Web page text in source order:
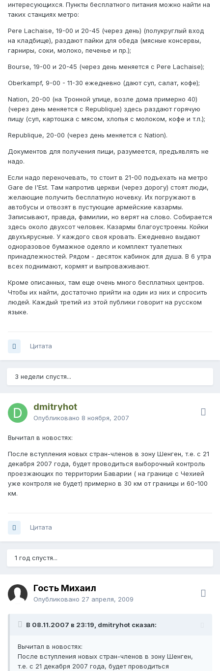
интересующихся. Пункты бесплатного питания можно найти на
таких станциях метро:
Pere Lachaise, 19-00 и 20-45 (через день) (полукруглый вход
на кладбище), раздают пайки для обеда (мясные консервы,
гарниры, соки, молоко, печенье и пр.);
Bourse, 19-00 и 20-45 (через день меняется с Pere Lachaise);
Oberkampf, 9-00 - 11-30 ежедневно (дают суп, салат, кофе);
Nation, 20-00 (на Тронной улице, возле дома примерно 40)
(через день меняется с Republique) здесь раздают горячую
пищу (суп, картошка с мясом, хлопья с молоком, кофе и т.п.);
Republique, 20-00 (через день меняется с Nation).
Документов для получения пищи, разумеется, предъявлять не
надо.
Если надо переночевать, то стоит в 21-00 подъехать на метро
Gare de I'Est. Там напротив церкви (через дорогу) стоят люди,
желающие получить бесплатную ночевку. Их погружают в
автобусы и отвозят в пустующие армейские казармы.
Записывают, правда, фамилии, но верят на слово. Собирается
здесь около двухсот человек. Казармы благоустроены. Койки
двухъярусные. У каждого своя кровать. Ежедневно выдают
одноразовое бумажное одеяло и комплект туалетных
принадлежностей. Рядом - десяток кабинок для душа. В 6 утра
всех поднимают, кормят и выпроваживают.
Кроме описанных, там еще очень много бесплатных центров.
Чтобы их найти, достаточно прийти на один из них и спросить
людей. Каждый третий из этой публики говорит на русском
языке.
Цитата
3 недели спустя...
dmitryhot
Опубликовано 8 ноября, 2007
Вычитал в новостях:
После вступления новых стран-членов в зону Шенген, т.е. с 21
декабря 2007 года, будет проводиться выборочный контроль
проезжающих по территории Баварии ( на границе с Чехией
уже контроля не будет) примерно в 30 км от границы и 60-100
км.
Цитата
1 год спустя...
Гость Михаил
Опубликовано 27 апреля, 2009
В 08.11.2007 в 23:19, dmitryhot сказал:
Вычитал в новостях:
После вступления новых стран-членов в зону Шенген,
т.е. с 21 декабря 2007 года, будет проводиться